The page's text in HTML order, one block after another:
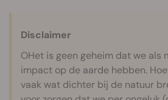
Disclaimer
OHet is geen geheim dat we als
impact op de aarde hebben.
vaak wat dichter bij de natuur